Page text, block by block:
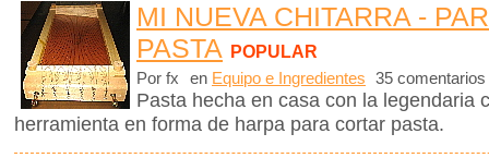
MI NUEVA CHITARRA -
PASTA
POPULAR
Por fx en Equipo e Ingredientes 35 comentarios
Pasta hecha en casa con la legendaria c
herramienta en forma de harpa para cortar pasta.